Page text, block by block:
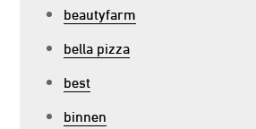
beautyfarm
bella pizza
best
binnen